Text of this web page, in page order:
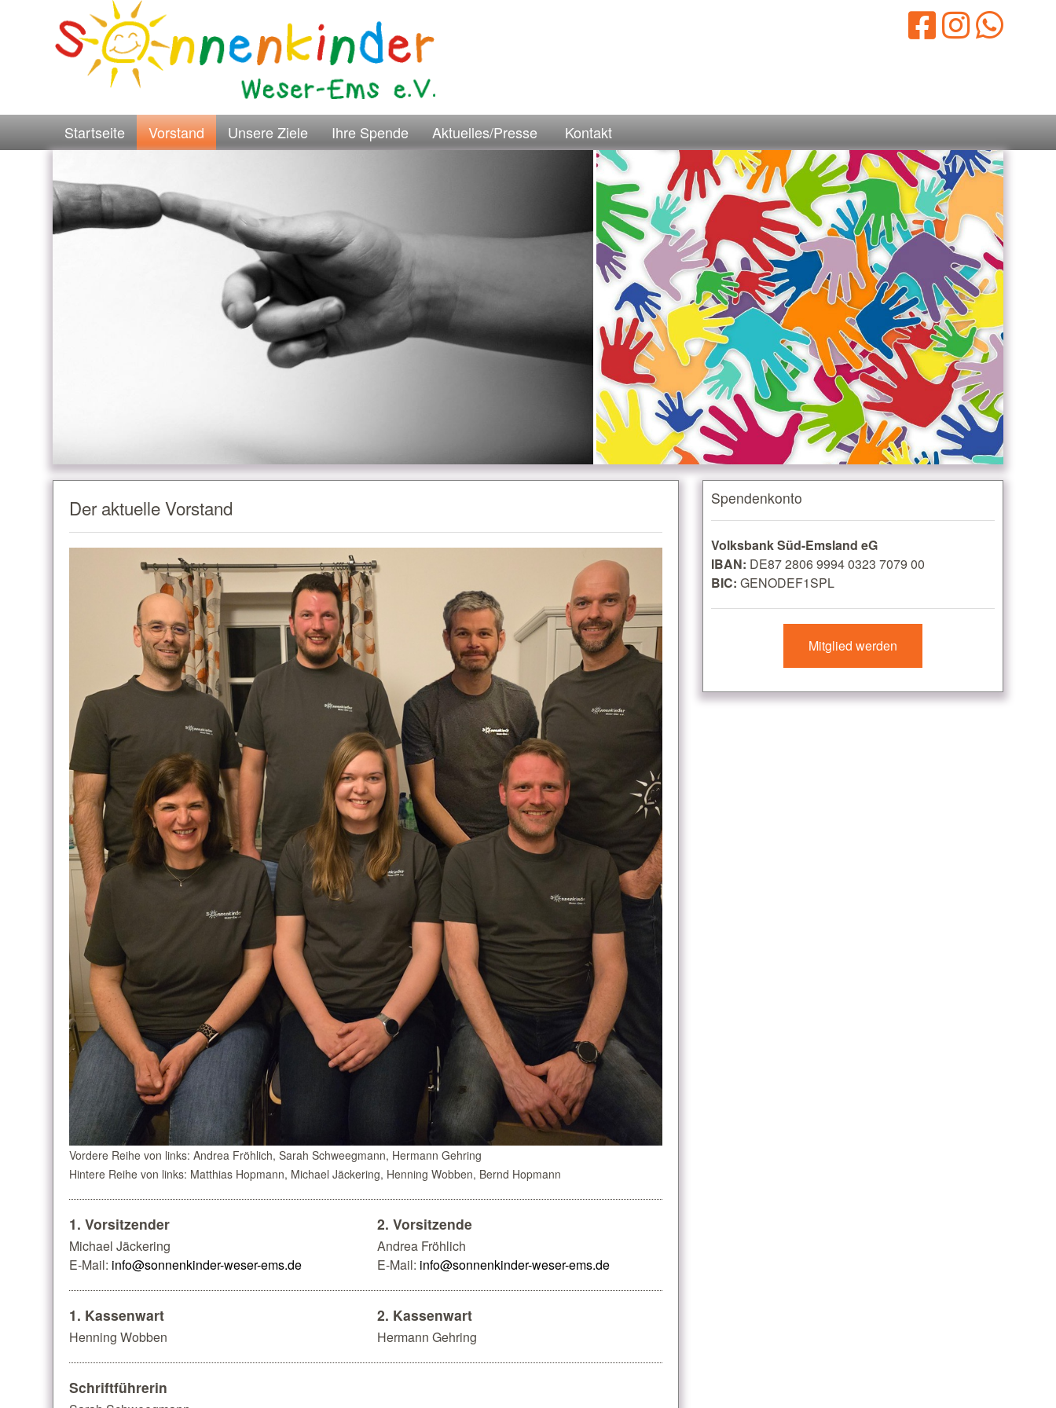
Startseite Vorstand Unsere Ziele Ihre Spende Aktuelles/Presse Kontakt
Der aktuelle Vorstand
Vordere Reihe von links: Andrea Fröhlich, Sarah Schweegmann, Hermann Gehring
Hintere Reihe von links: Matthias Hopmann, Michael Jäckering, Henning Wobben, Bernd Hopmann
1. Vorsitzender
Michael Jäckering
E-Mail: info@sonnenkinder-weser-ems.de
2. Vorsitzende
Andrea Fröhlich
E-Mail: info@sonnenkinder-weser-ems.de
1. Kassenwart
Henning Wobben
2. Kassenwart
Hermann Gehring
Schriftführerin
Spendenkonto
Volksbank Süd-Emsland eG
IBAN: DE87 2806 9994 0323 7079 00
BIC: GENODEF1SPL
Mitglied werden